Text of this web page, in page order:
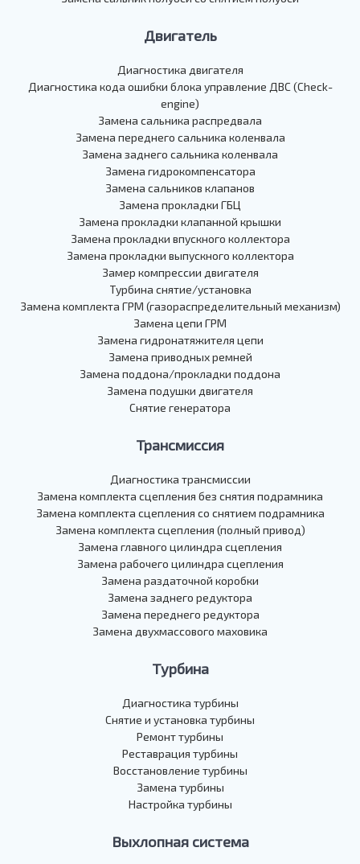
Двигатель
Диагностика двигателя
Диагностика кода ошибки блока управление ДВС (Check-
engine)
Замена сальника распредвала
Замена переднего сальника коленвала
Замена заднего сальника коленвала
Замена гидрокомпенсатора
Замена сальников клапанов
Замена прокладки ГБЦ
Замена прокладки клапанной крышки
Замена прокладки впускного коллектора
Замена прокладки выпускного коллектора
Замер компрессии двигателя
Турбина снятие/установка
Замена комплекта ГРМ (газораспределительный механизм)
Замена цепи ГРМ
Замена гидронатяжителя цепи
Замена приводных ремней
Замена поддона/прокладки поддона
Замена подушки двигателя
Снятие генератора
Трансмиссия
Диагностика трансмиссии
Замена комплекта сцепления без снятия подрамника
Замена комплекта сцепления со снятием подрамника
Замена комплекта сцепления (полный привод)
Замена главного цилиндра сцепления
Замена рабочего цилиндра сцепления
Замена раздаточной коробки
Замена заднего редуктора
Замена переднего редуктора
Замена двухмассового маховика
Турбина
Диагностика турбины
Снятие и установка турбины
Ремонт турбины
Реставрация турбины
Восстановление турбины
Замена турбины
Настройка турбины
Выхлопная система